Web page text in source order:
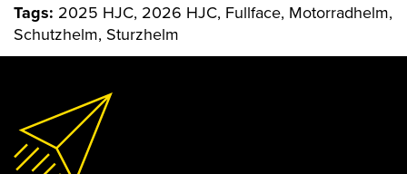
Tags: 2025 HJC, 2026 HJC, Fullface, Motorradhelm,
Schutzhelm, Sturzhelm